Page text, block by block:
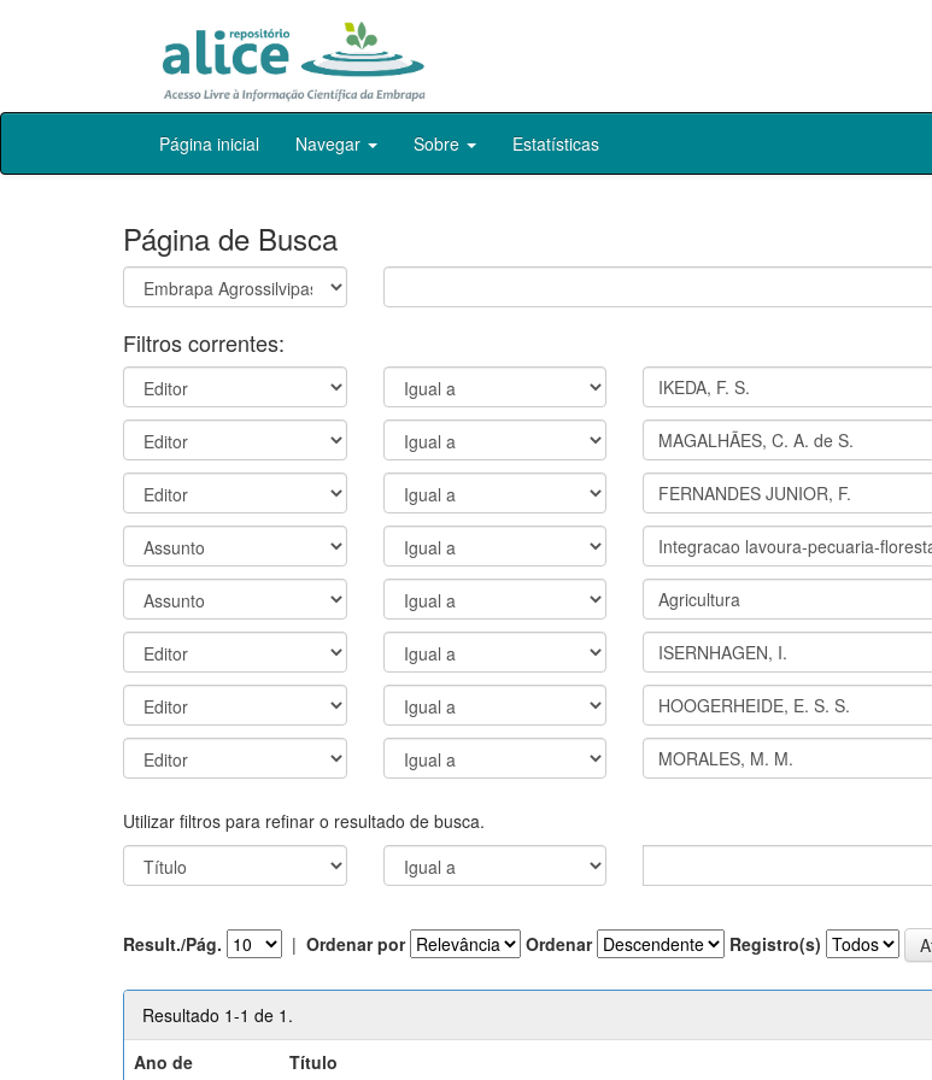
Skip
Página inicial Navegar Sobre Estatísticas
Página de Busca
Filtros correntes:
Utilizar filtros para refinar o resultado de busca.
Result./Pág. | Ordenar por Ordenar Registro(s)
Resultado 1-1 de 1.
Ano de
Título